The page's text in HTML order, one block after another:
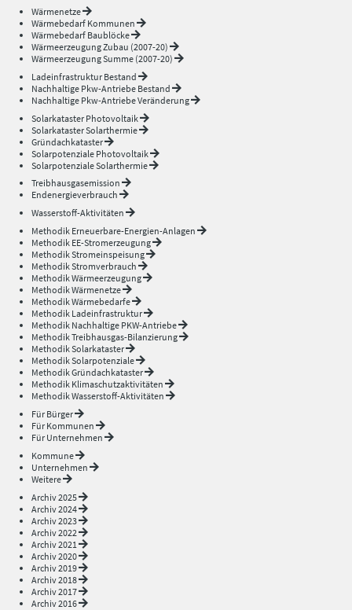
Wärmenetze
Wärmebedarf Kommunen
Wärmebedarf Baublöcke
Wärmeerzeugung Zubau (2007-20)
Wärmeerzeugung Summe (2007-20)
Ladeinfrastruktur Bestand
Nachhaltige Pkw-Antriebe Bestand
Nachhaltige Pkw-Antriebe Veränderung
Solarkataster Photovoltaik
Solarkataster Solarthermie
Gründachkataster
Solarpotenziale Photovoltaik
Solarpotenziale Solarthermie
Treibhausgasemission
Endenergieverbrauch
Wasserstoff-Aktivitäten
Methodik Erneuerbare-Energien-Anlagen
Methodik EE-Stromerzeugung
Methodik Stromeinspeisung
Methodik Stromverbrauch
Methodik Wärmeerzeugung
Methodik Wärmenetze
Methodik Wärmebedarfe
Methodik Ladeinfrastruktur
Methodik Nachhaltige PKW-Antriebe
Methodik Treibhausgas-Bilanzierung
Methodik Solarkataster
Methodik Solarpotenziale
Methodik Gründachkataster
Methodik Klimaschutzaktivitäten
Methodik Wasserstoff-Aktivitäten
Für Bürger
Für Kommunen
Für Unternehmen
Kommune
Unternehmen
Weitere
Archiv 2025
Archiv 2024
Archiv 2023
Archiv 2022
Archiv 2021
Archiv 2020
Archiv 2019
Archiv 2018
Archiv 2017
Archiv 2016